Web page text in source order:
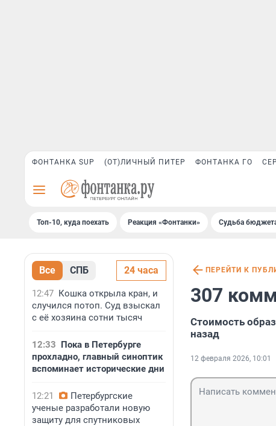
ФОНТАНКА SUP (ОТ)ЛИЧНЫЙ ПИТЕР ФОНТАНКА ГО
Топ-10, куда поехать Реакция «Фонтанки» Судьба
Все СПБ 24 часа
12:47 Кошка открыла кран, и
случился потоп. Суд взыскал
с её хозяина сотни тысяч
12:33 Пока в Петербурге
прохладно, главный синоптик
вспоминает исторические дни
12:21
Петербургские
ученые разработали новую
защиту для спутниковых
ПЕРЕЙТИ К
307
Стоимость
назад
12 февраля 2026, 10:01